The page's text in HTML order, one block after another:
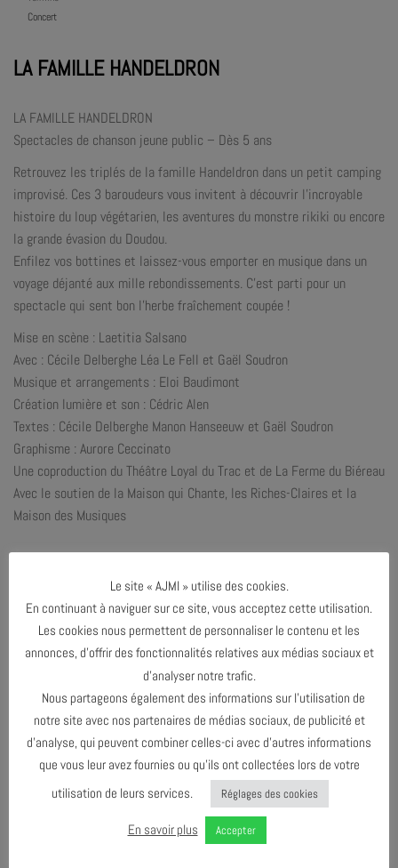
Concert
LA FAMILLE HANDELDRON
LA FAMILLE HANDELDRON
Spectacles de chanson jeune public – Dès 5 ans
Retrouvez les triplés de la famille Handeldron dans un petit camping
improvisé. Ces 3 baroudeurs vous invitent à découvrir l’incroyable
histoire du loup végétarien, les aventures du monstre rikiki ou encore
la grande évasion du Doudou.
Enfilez vos bottines et laissez-vous emporter en musique dans un
voyage déjanté aux mille rebondissements. C’est parti pour un
spectacle qui sent bon l’herbe fraîchement coupée !
Mise en scène : Laetitia Salsano
Avec : Cécile Delberghe Léa Le Fell et Gaël Soudron
Musique et arrangements : Eloi Baudimont
Création lumière et son : Cédric Alen
Textes : Cécile Delberghe Manon Hanseeuw et Gaël Soudron
Graphisme : Aurore Ceccinato
Une coproduction du Théâtre Loyal du Trac et de La Ferme du Biéreau
Avec le soutien de la Maison qui Chante, les Riches-Claires et la
Maison des Musiques
INFOS & RÉSERVATIONS
Le site « AJMI » utilise des cookies.
En continuant à naviguer sur ce site, vous acceptez cette utilisation.
Les cookies nous permettent de personnaliser le contenu et les
annonces, d’offrir des fonctionnalités relatives aux médias sociaux et
d’analyser notre trafic.
Nous partageons également des informations sur l’utilisation de
notre site avec nos partenaires de médias sociaux, de publicité et
d’analyse, qui peuvent combiner celles-ci avec d’autres informations
que vous leur avez fournies ou qu’ils ont collectées lors de votre
utilisation de leurs services.
Réglages des cookies
En savoir plus Accepter